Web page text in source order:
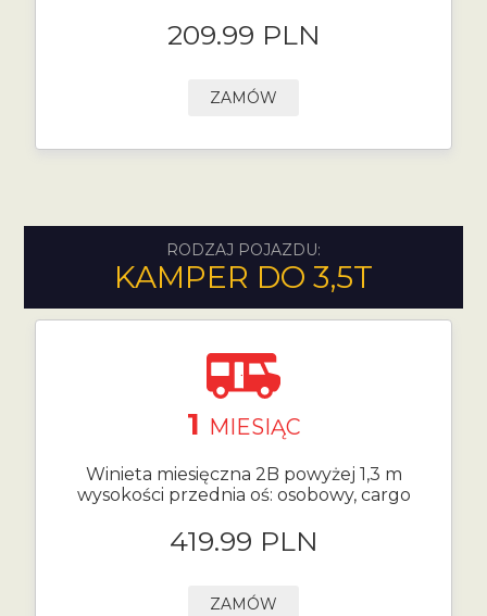
209.99 PLN
ZAMÓW
RODZAJ POJAZDU:
KAMPER DO 3,5T
1 MIESIĄC
Winieta miesięczna 2B powyżej 1,3 m
wysokości przednia oś: osobowy, cargo
419.99 PLN
ZAMÓW